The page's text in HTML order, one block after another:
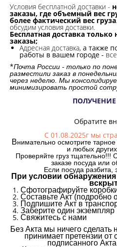
Условия бесплатной доставки -
заказы, где объемный вес
более фактический вес груза
обсудим условия доставки.
Бесплатная доставка
заказы;
Адресная доставка, а также
работы в вашем городе -
*Почта России - только по
разместили заказ в
через неделю. Мы
минимизировать простой
Обратите
С 01.08.2025г мы
Внимательно осмотрите
и любых
Проверяйте груз тщательно!!!
заказе посуда или
Если посуда разбита,
При условии
Сфотографируйте
Составьте Акт (подробно
Подпишите Акт в
Заберите один экземпляр
Свяжитесь с нами
Без Акта мы ничего
принимает претензии от
подписанного